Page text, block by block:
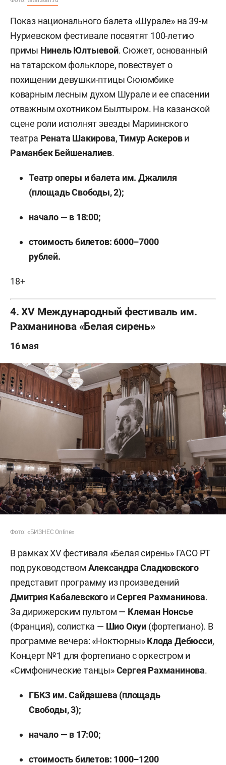
Показ национального балета «Шурале» на 39-м
Нуриевском фестивале посвятят 100-летию
примы Нинель Юлтыевой. Сюжет, основанный
на татарском фольклоре, повествует о
похищении девушки-птицы Сююмбике
коварным лесным духом Шурале и ее спасении
отважным охотником Былтыром. На казанской
сцене роли исполнят звезды Мариинского
театра Рената Шакирова,Тимур Аскерови
Раманбек Бейшеналиев.
Театр оперы и балета им. Джалиля
(площадь Свободы, 2);
начало — в 18:00;
стоимость билетов: 6000–7000
рублей.
18+
4. XV Международный фестиваль им.
Рахманинова «Белая сирень»
16 мая
Фото: «БИЗНЕС Online»
В рамках XV фестиваля «Белая сирень» ГАСО РТ
под руководством Александра Сладковского
представит программу из произведений
Дмитрия Кабалевского иСергея Рахманинова.
За дирижерским пультом — Клеман Нонсье
(Франция), солистка — Шио Окуи (фортепиано). В
программе вечера: «Ноктюрны»Клода Дебюсси,
Концерт №1 для фортепиано с оркестром и
«Симфонические танцы»Сергея Рахманинова.
ГБКЗ им. Сайдашева (площадь
Свободы, 3);
начало — в 17:00;
стоимость билетов: 1000–1200